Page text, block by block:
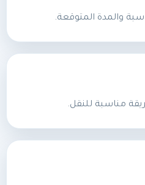
والمدة المتوقعة.
مناسبة للنقل.